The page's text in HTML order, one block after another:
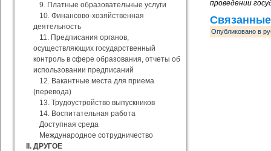
9. Платные образовательные услуги
10. Финансово-хозяйственная
деятельность
11. Предписания органов,
осуществляющих государственный
контроль в сфере образования, отчеты об
использовании предписаний
12. Вакантные места для приема
(перевода)
13. Трудоустройство выпускников
14. Воспитательная работа
Доступная среда
Международное сотрудничество
II. ДРУГОЕ
проведении
Опубликовано в